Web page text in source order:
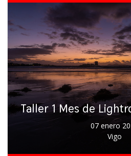
Taller 1 Mes de
07 enero
Vigo